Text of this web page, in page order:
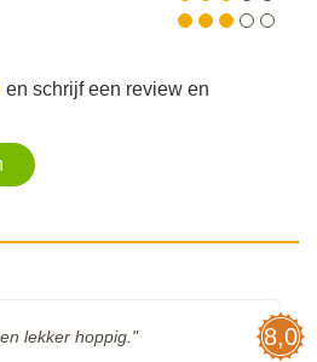
en schrijf een review en
8,0
lekker hoppig."